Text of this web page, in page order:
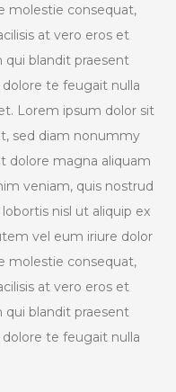
molestie consequat,
at vero eros et
qui blandit praesent
te feugait nulla
Lorem ipsum dolor sit
sed diam nonummy
dolore magna aliquam
veniam, quis nostrud
nisl ut aliquip ex
vel eum iriure dolor
molestie consequat,
at vero eros et
qui blandit praesent
te feugait nulla